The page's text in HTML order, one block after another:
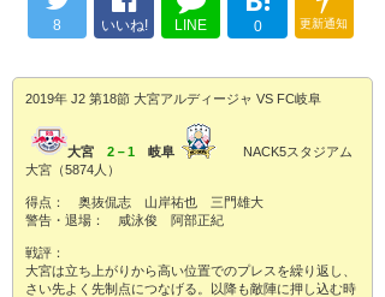
8 いいね! LINE 0 更新通知
2019年 J2 第18節 大宮アルディージャ VS FC岐阜
大宮 2－1 岐阜
NACK5スタジアム
大宮（5874人）
得点： 奥抜侃志 山岸祐也 三門雄大
警告・退場： 咸泳俊 阿部正紀
戦評：
大宮は立ち上がりから高い位置でのプレスを繰り返し、
さい先よく先制点につなげる。以降も敵陣に押し込む時